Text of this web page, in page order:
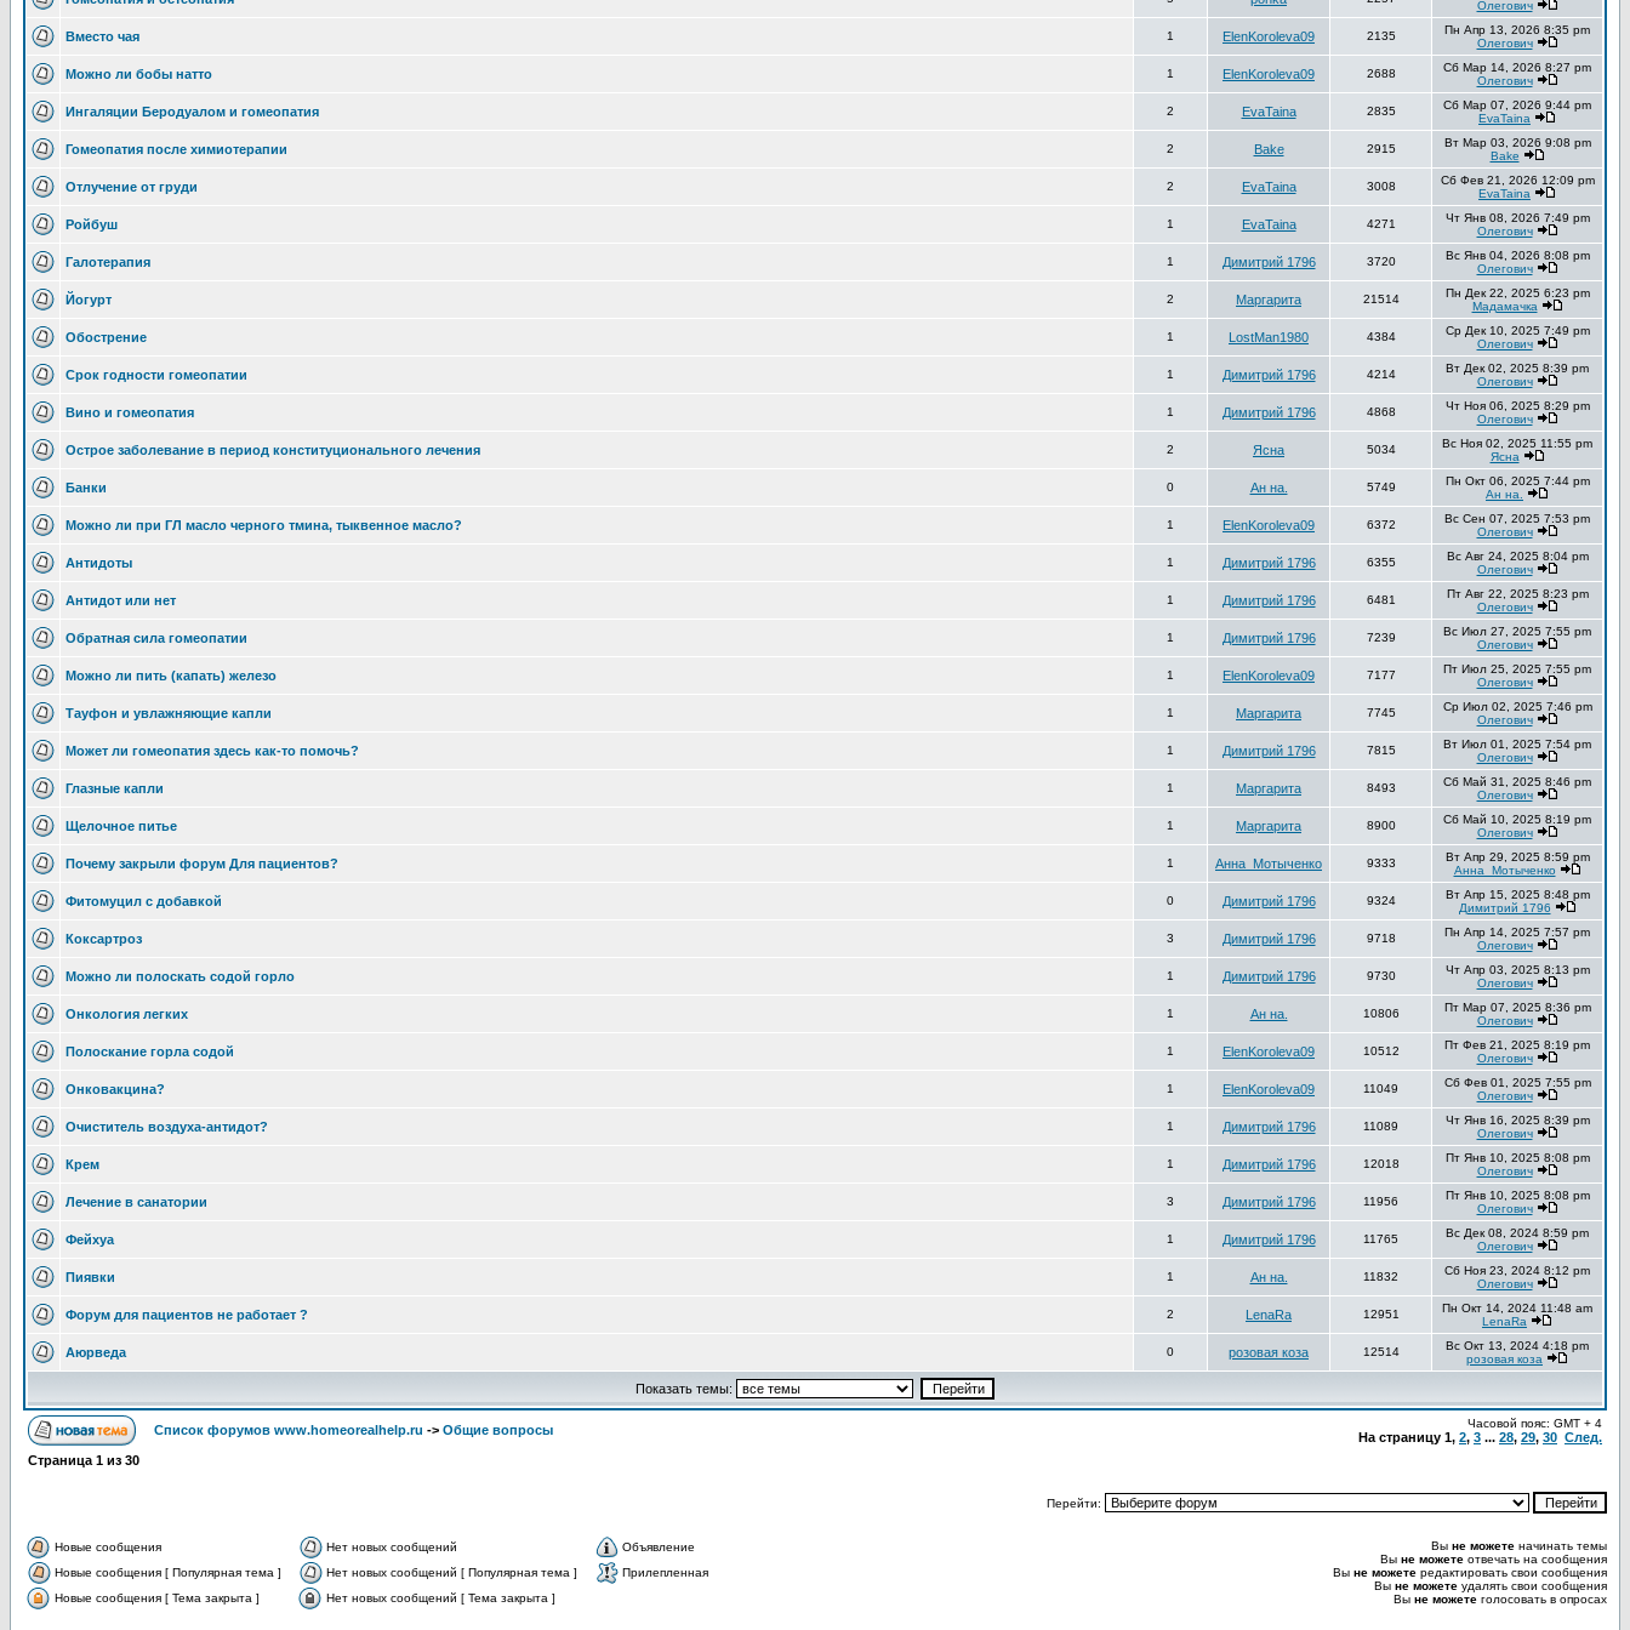
Олегович
Вместо чая 1 ElenKoroleva09 2135
Пн Апр 13, 2026 8:35 pm
Олегович
Можно ли бобы натто 1 ElenKoroleva09 2688
Сб Мар 14, 2026 8:27 pm
Олегович
Ингаляции Беродуалом и гомеопатия 2 EvaTaina 2835
Сб Мар 07, 2026 9:44 pm
EvaTaina
Гомеопатия после химиотерапии 2 Bake 2915
Вт Мар 03, 2026 9:08 pm
Bake
Отлучение от груди 2 EvaTaina 3008
Сб Фев 21, 2026 12:09 pm
EvaTaina
Ройбуш 1 EvaTaina 4271
Чт Янв 08, 2026 7:49 pm
Олегович
Галотерапия 1 Димитрий 1796 3720
Вс Янв 04, 2026 8:08 pm
Олегович
Йогурт 2 Маргарита 21514
Пн Дек 22, 2025 6:23 pm
Мадамачка
Обострение 1 LostMan1980 4384
Ср Дек 10, 2025 7:49 pm
Олегович
Срок годности гомеопатии 1 Димитрий 1796 4214
Вт Дек 02, 2025 8:39 pm
Олегович
Вино и гомеопатия 1 Димитрий 1796 4868
Чт Ноя 06, 2025 8:29 pm
Олегович
Острое заболевание в период конституционального лечения 2 Ясна 5034
Вс Ноя 02, 2025 11:55 pm
Ясна
Банки 0 Ан на. 5749
Пн Окт 06, 2025 7:44 pm
Ан на.
Можно ли при ГЛ масло черного тмина, тыквенное масло? 1 ElenKoroleva09 6372
Вс Сен 07, 2025 7:53 pm
Олегович
Антидоты 1 Димитрий 1796 6355
Вс Авг 24, 2025 8:04 pm
Олегович
Антидот или нет 1 Димитрий 1796 6481
Пт Авг 22, 2025 8:23 pm
Олегович
Обратная сила гомеопатии 1 Димитрий 1796 7239
Вс Июл 27, 2025 7:55 pm
Олегович
Можно ли пить (капать) железо 1 ElenKoroleva09 7177
Пт Июл 25, 2025 7:55 pm
Олегович
Тауфон и увлажняющие капли 1 Маргарита 7745
Ср Июл 02, 2025 7:46 pm
Олегович
Может ли гомеопатия здесь как-то помочь? 1 Димитрий 1796 7815
Вт Июл 01, 2025 7:54 pm
Олегович
Глазные капли 1 Маргарита 8493
Сб Май 31, 2025 8:46 pm
Олегович
Щелочное питье 1 Маргарита 8900
Сб Май 10, 2025 8:19 pm
Олегович
Почему закрыли форум Для пациентов? 1 Анна_Мотыченко 9333
Вт Апр 29, 2025 8:59 pm
Анна_Мотыченко
Фитомуцил с добавкой 0 Димитрий 1796 9324
Вт Апр 15, 2025 8:48 pm
Димитрий 1796
Коксартроз 3 Димитрий 1796 9718
Пн Апр 14, 2025 7:57 pm
Олегович
Можно ли полоскать содой горло 1 Димитрий 1796 9730
Чт Апр 03, 2025 8:13 pm
Олегович
Онкология легких 1 Ан на. 10806
Пт Мар 07, 2025 8:36 pm
Олегович
Полоскание горла содой 1 ElenKoroleva09 10512
Пт Фев 21, 2025 8:19 pm
Олегович
Онковакцина? 1 ElenKoroleva09 11049
Сб Фев 01, 2025 7:55 pm
Олегович
Очиститель воздуха-антидот? 1 Димитрий 1796 11089
Чт Янв 16, 2025 8:39 pm
Олегович
Крем 1 Димитрий 1796 12018
Пт Янв 10, 2025 8:08 pm
Олегович
Лечение в санатории 3 Димитрий 1796 11956
Пт Янв 10, 2025 8:08 pm
Олегович
Фейхуа 1 Димитрий 1796 11765
Вс Дек 08, 2024 8:59 pm
Олегович
Пиявки 1 Ан на. 11832
Сб Ноя 23, 2024 8:12 pm
Олегович
Форум для пациентов не работает ? 2 LenaRa 12951
Пн Окт 14, 2024 11:48 am
LenaRa
Аюрведа 0 розовая коза 12514
Вс Окт 13, 2024 4:18 pm
розовая коза
Показать темы:
Список форумов www.homeorealhelp.ru -> Общие вопросы Часовой пояс: GMT + 4
На страницу 1, 2, 3 ... 28, 29, 30 След.
Страница 1 из 30
Перейти:
Новые сообщения Нет новых сообщений
Объявление
Новые сообщения [ Популярная тема ]
Нет новых сообщений [ Популярная тема ]
Прилепленная
Новые сообщения [ Тема закрыта ]
Нет новых сообщений [ Тема закрыта ]
Вы не можете начинать темы
Вы не можете отвечать на сообщения
Вы не можете редактировать свои сообщения
Вы не можете удалять свои сообщения
Вы не можете голосовать в опросах